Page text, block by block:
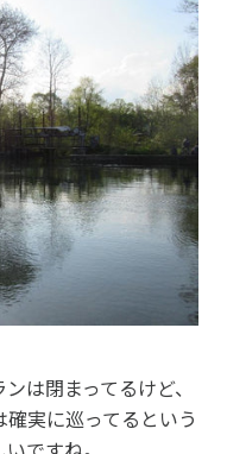
は閉まってるけど、
実に巡ってるという